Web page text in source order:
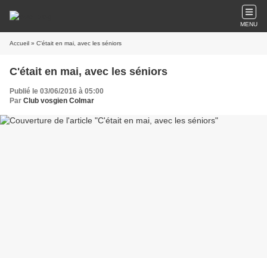
MENU
Accueil » C'était en mai, avec les séniors
C'était en mai, avec les séniors
Publié le 03/06/2016 à 05:00
Par Club vosgien Colmar